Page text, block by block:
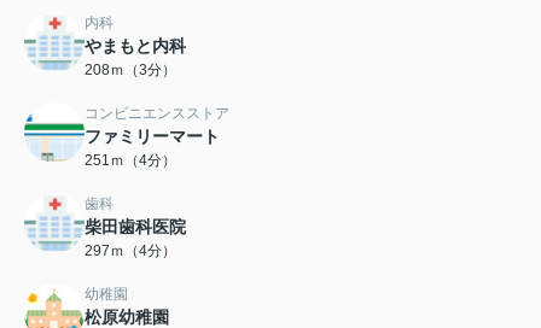
内科
やまもと内科
208ｍ（3分）
コンビニエンスストア
ファミリーマート
251ｍ（4分）
歯科
柴田歯科医院
297ｍ（4分）
幼稚園
松原幼稚園